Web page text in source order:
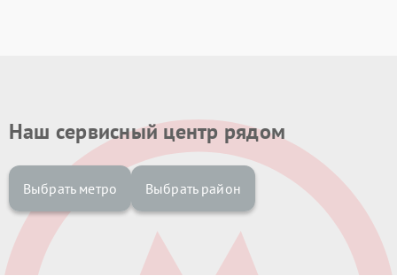
Наш сервисный центр рядом
Выбрать метро Выбрать район